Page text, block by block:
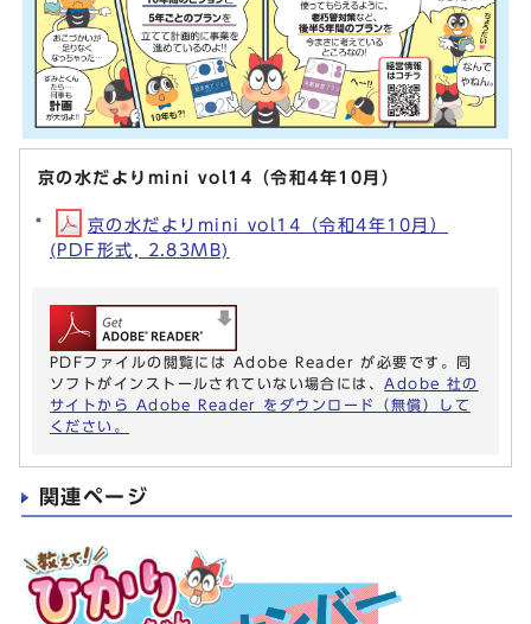
京の水だよりmini vol14（令和4年10月）
京の水だよりmini vol14（令和4年10月）
(PDF形式, 2.83MB)
PDFファイルの閲覧には Adobe Reader が必要です。同
ソフトがインストールされていない場合には、 Adobe 社の
サイトから Adobe Reader をダウンロード（無償）して
ください。
関連ページ